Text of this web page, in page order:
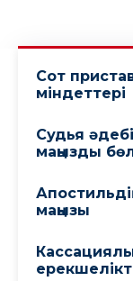
Сот
міндеттері
Судья әдебі
маңызды
маңызы